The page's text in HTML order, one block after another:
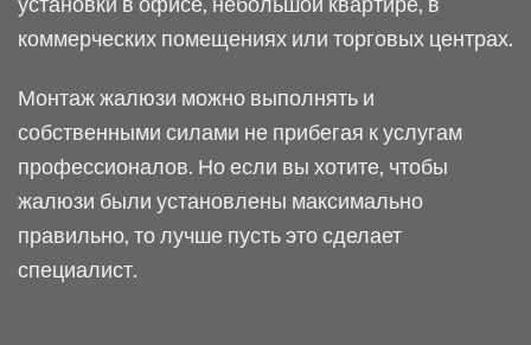
коммерческих помещениях или торговых центрах.
Монтаж жалюзи можно выполнять и
собственными силами не прибегая к услугам
профессионалов. Но если вы хотите, чтобы
жалюзи были установлены максимально
правильно, то лучше пусть это сделает
специалист.